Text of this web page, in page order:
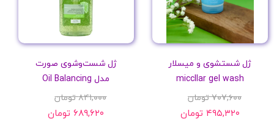
ژل شستشوی و میسلار
miccllar gel wash
۷۰۷,۶۰۰ تومان
۴۹۵,۳۲۰ تومان
ژل شست‌وشوی صورت
مدل Oil Balancing
۸۴۱,۰۰۰ تومان
۶۸۹,۶۲۰ تومان